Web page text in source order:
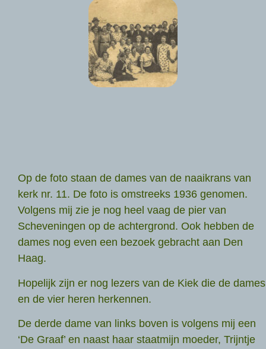
Op de foto staan de dames van de naaikrans van
kerk nr. 11. De foto is omstreeks 1936 genomen.
Volgens mij zie je nog heel vaag de pier van
Scheveningen op de achtergrond. Ook hebben de
dames nog even een bezoek gebracht aan Den
Haag.
Hopelijk zijn er nog lezers van de Kiek die de dames
en de vier heren herkennen.
De derde dame van links boven is volgens mij een
‘De Graaf’ en naast haar staatmijn moeder, Trijntje